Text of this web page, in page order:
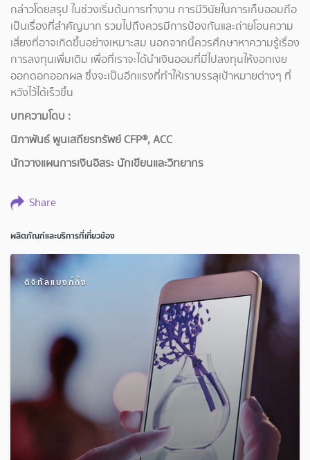
กล่าวโดยสรุป ในช่วงเริ่มต้นการทำงาน การมีวินัยในการเก็บออมถือ
เป็นเรื่องที่สำคัญมาก รวมไปถึงควรมีการป้องกันและถ่ายโอนความ
เสี่ยงที่อาจเกิดขึ้นอย่างเหมาะสม นอกจากนี้ควรศึกษาหาความรู้เรื่อง
การลงทุนเพื่มเติม เพื่อที่เราจะได้นำเงินออมที่มีไปลงทุนให้งอกเงย
ออกดอกออกผล ซึ่งจะเป็นอีกแรงที่ทำให้เราบรรลุเป้าหมายต่างๆ ที่
หวังไว้ได้เร็วขึ้น
บทความโดบ :
นิภาพันธ์ พูนเสถียรทรัพย์ CFP®, ACC
นักวางแผนการเงินอิสระ นักเขียนและวิทยากร
Share
ผลิตภัณฑ์และบริการที่เกี่ยวข้อง
ดิจิทัลแบงก์กิ้ง